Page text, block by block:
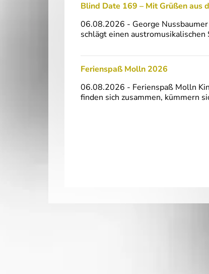
Blind Date 169 – Mit Grüßen aus
06.08.2026 - George
schlägt einen
Ferienspaß Molln 2026
06.08.2026 - Ferienspaß Molln
finden sich zusammen, kümmern